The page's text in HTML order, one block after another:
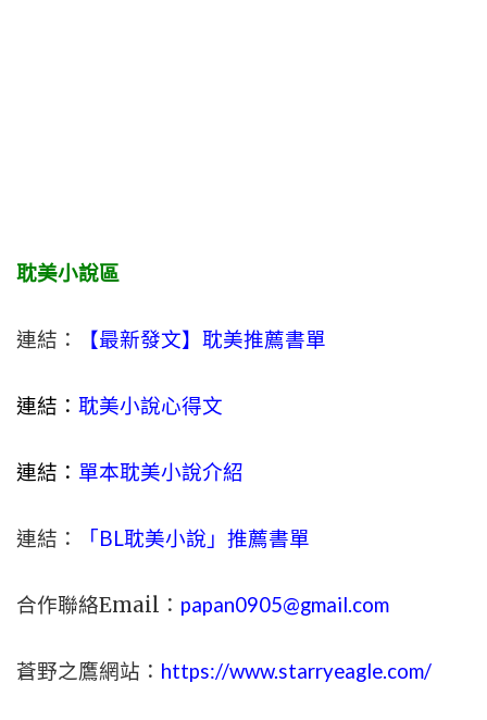
耽美小說區
連結： 【最新發文】耽美推薦書單
連結： 耽美小說心得文
連結： 單本耽美小說介紹
連結： 「BL耽美小說」推薦書單
合作聯絡Email： papan0905@gmail.com
蒼野之鷹網站： https://www.starryeagle.com/